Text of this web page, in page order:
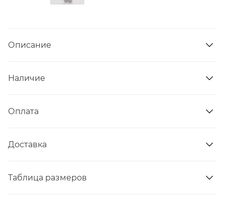
Описание
Наличие
Оплата
Доставка
Таблица размеров